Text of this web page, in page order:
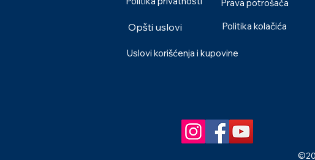
Opšti uslovi
Prava potrošača
Politika kolačića
Uslovi korišćenja i kupovine